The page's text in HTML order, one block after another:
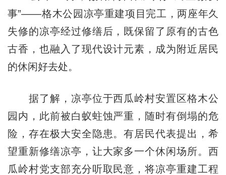
事”——格木公园凉亭重建项目完工，两座年久
失修的凉亭经过修缮后，既保留了原有的古色
古香，也融入了现代设计元素，成为附近居民
的休闲好去处。
据了解，凉亭位于西瓜岭村安置区格木公
园内，此前被白蚁蛀蚀严重，随时有倒塌的危
险，存在极大安全隐患。有居民代表提出，希
望重新修缮凉亭，让大家多一个休闲场所。西
瓜岭村党支部充分听取民意，将凉亭重建工程